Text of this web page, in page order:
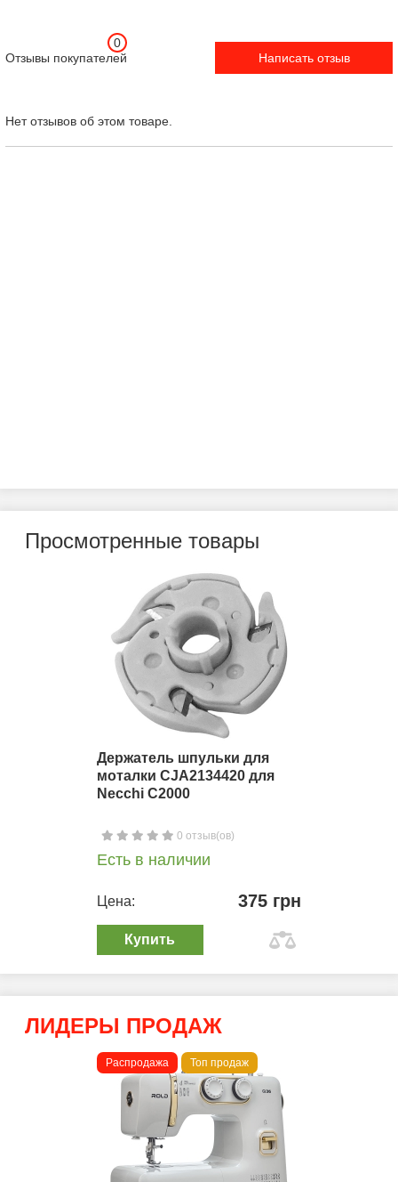
Отзывы покупателей
0
Написать отзыв
Нет отзывов об этом товаре.
Просмотренные товары
Держатель шпульки для
моталки CJA2134420 для
Necchi C2000
0 отзыв(ов)
Есть в наличии
Цена: 375 грн
Купить
ЛИДЕРЫ ПРОДАЖ
Распродажа Топ продаж